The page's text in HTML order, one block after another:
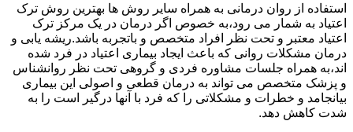
استفاده از روان درمانی به همراه سایر روش ها بهترین روش ترک
اعتیاد به شمار می رود،به خصوص اگر درمان در یک مرکز ترک
اعتیاد معتبر و تحت نظر افراد متخصص و باتجربه باشد.ریشه یابی و
درمان مشکلات روانی که باعث ایجاد بیماری اعتیاد در فرد شده
اند،به همراه جلسات مشاوره فردی و گروهی تحت نظر روانشناس
و پزشک متخصص می تواند به درمان قطعی و اصولی این بیماری
بیانجامد و خطرات و مشکلاتی را که فرد با آنها درگیر است را به
شدت کاهش دهد.